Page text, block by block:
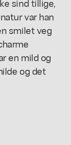
var han
smilet veg
en mild og
og det